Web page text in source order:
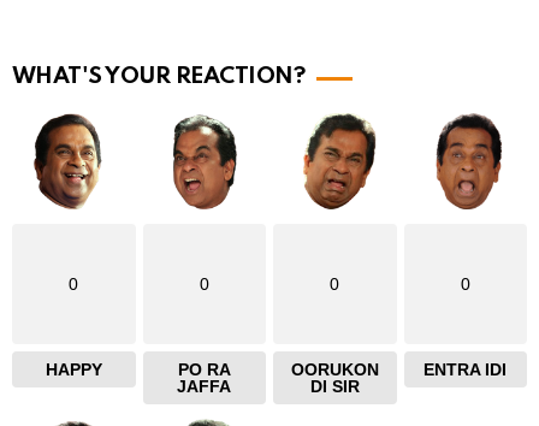
e
WHAT'S YOUR REACTION?
0
HAPPY
0
PO RA
JAFFA
0
OORUKON
DI SIR
0
ENTRA IDI